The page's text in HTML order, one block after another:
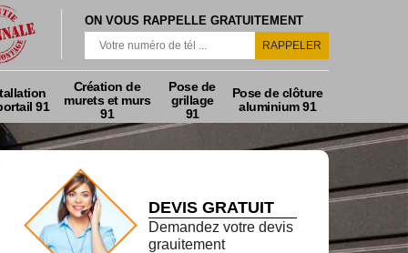
ON VOUS RAPPELLE GRATUITEMENT
91
Création de
murets et murs
91
Pose de
grillage
91
Pose de clôture
aluminium 91
DEVIS GRATUIT
Demandez votre devis
grauitement